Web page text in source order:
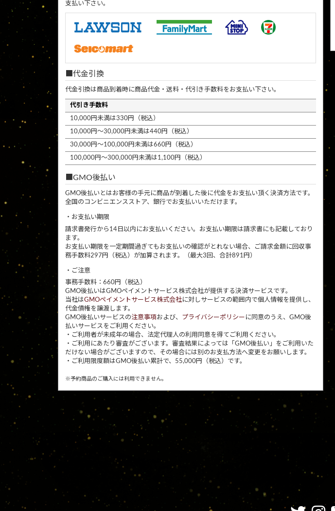
支払い下さい。
代金引換
代金引換は商品到着時に商品代金・送料・代引き手数料をお支払い下さい。
代引き手数料
10,000円未満は330円（税込）
10,000円～30,000円未満は440円（税込）
30,000円～100,000円未満は660円（税込）
100,000円～300,000円未満は1,100円（税込）
GMO後払い
GMO後払いとはお客様の手元に商品が到着した後に代金をお支払い頂く決済方法です。
全国のコンビニエンスストア、銀行でお支払いいただけます。
お支払い期限
請求書発行から14日以内にお支払いください。お支払い期限は請求書にも記載しており
ます。
お支払い期限を一定期間過ぎてもお支払いの確認がとれない場合、ご請求金額に回収事
務手数料297円（税込）が加算されます。（最大3回、合計891円）
ご注意
事務手数料：660円（税込）
GMO後払いはGMOペイメントサービス株式会社が提供する決済サービスです。
当社はGMOペイメントサービス株式会社に対しサービスの範囲内で個人情報を提供し、
代金債権を譲渡します。
GMO後払いサービスの注意事項および、 プライバシーポリシー に同意のうえ、GMO後
払いサービスをご利用ください。
・ご利用者が未成年の場合、法定代理人の利用同意を得てご利用ください。
・ご利用にあたり審査がございます。審査結果によっては「GMO後払い」をご利用いた
だけない場合がございますので、その場合には別のお支払方法へ変更をお願いします。
・ご利用限度額はGMO後払い累計で、55,000円（税込）です。
※予約商品のご購入には利用できません。